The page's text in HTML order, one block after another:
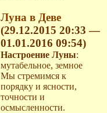
Луна в Деве
(29.12.2015 20:33 —
01.01.2016 09:54)
Настроение Луны:
мутабельное, земное
Мы стремимся к
порядку и ясности,
точности и
осмысленности.